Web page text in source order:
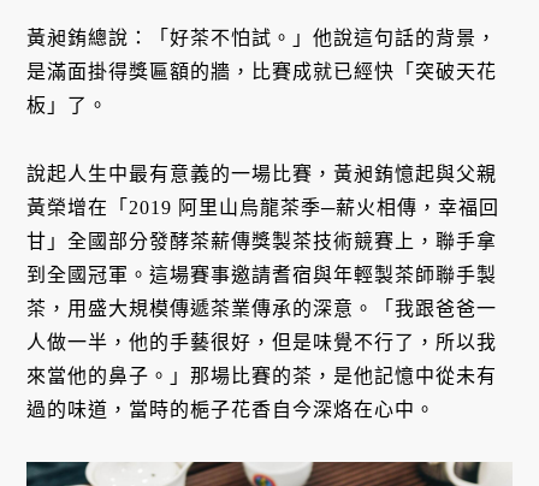
黃昶銪總說：「好茶不怕試。」他說這句話的背景，
是滿面掛得獎匾額的牆，比賽成就已經快「突破天花
板」了。
說起人生中最有意義的一場比賽，黃昶銪憶起與父親
黃榮增在「2019 阿里山烏龍茶季─薪火相傳，幸福回
甘」全國部分發酵茶薪傳獎製茶技術競賽上，聯手拿
到全國冠軍。這場賽事邀請耆宿與年輕製茶師聯手製
茶，用盛大規模傳遞茶業傳承的深意。「我跟爸爸一
人做一半，他的手藝很好，但是味覺不行了，所以我
來當他的鼻子。」那場比賽的茶，是他記憶中從未有
過的味道，當時的梔子花香自今深烙在心中。